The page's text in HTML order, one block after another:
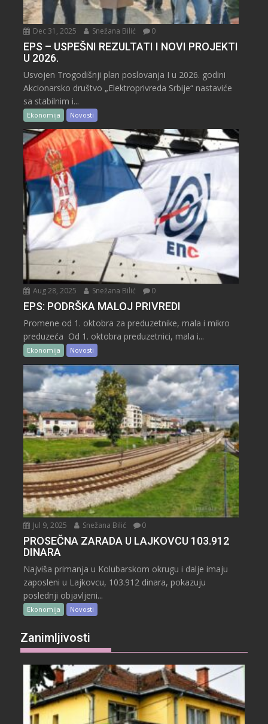
Dec 31, 2025 Snežana Bilić 0
EPS – USPEŠNI REZULTATI I NOVI PROJEKTI
U 2026.
Usvojen Trogodišnji plan poslovanja I u 2026. godini
Akcionarsko društvo „Elektroprivreda Srbije“ nastaviće
sa stabilnim i...
Ekonomija Novosti
Aug 28, 2025 Snežana Bilić 0
EPS: PODRŠKA MALOJ PRIVREDI
Promene od 1. oktobra za preduzetnike, mala i mikro
preduzeća Od 1. oktobra preduzetnici, mala i...
Ekonomija Novosti
Jul 9, 2025 Snežana Bilić 0
PROSEČNA ZARADA U LAJKOVCU 103.912
DINARA
Najviša primanja u Kolubarskom okrugu i dalje imaju
zaposleni u Lajkovcu, 103.912 dinara, pokazuju
poslednji objavljeni...
Ekonomija Novosti
Zanimljivosti